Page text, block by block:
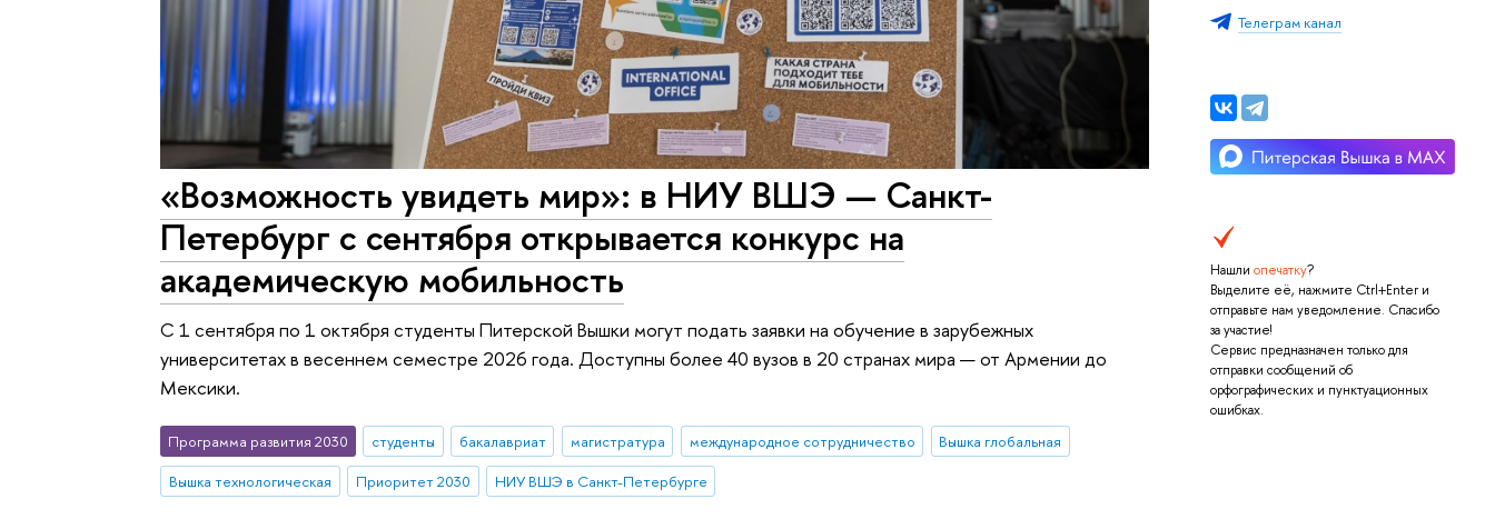
Телеграм канал
Нашли опечатку?
Выделите её, нажмите Ctrl+Enter и
отправьте нам уведомление. Спасибо
за участие!
Сервис предназначен только для
отправки сообщений об
орфографических и пунктуационных
ошибках.
«Возможность увидеть мир»: в НИУ ВШЭ — Санкт-
Петербург с сентября открывается конкурс на
академическую мобильность
С 1 сентября по 1 октября студенты Питерской Вышки могут подать заявки на обучение в зарубежных
университетах в весеннем семестре 2026 года. Доступны более 40 вузов в 20 странах мира — от Армении до
Мексики.
Программа развития 2030 студенты бакалавриат магистратура международное сотрудничество
Вышка глобальная
Вышка технологическая
Приоритет 2030 НИУ ВШЭ в Санкт-Петербурге